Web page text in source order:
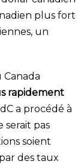
plus fort
un
rapidement
a procédé à
serait pas
soient
des taux